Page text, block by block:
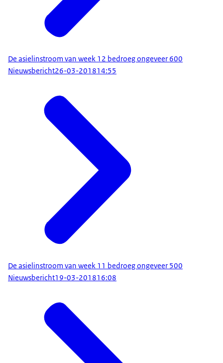
De asielinstroom van week 12 bedroeg ongeveer 600
Nieuwsbericht26-03-201814:55
De asielinstroom van week 11 bedroeg ongeveer 500
Nieuwsbericht19-03-201816:08